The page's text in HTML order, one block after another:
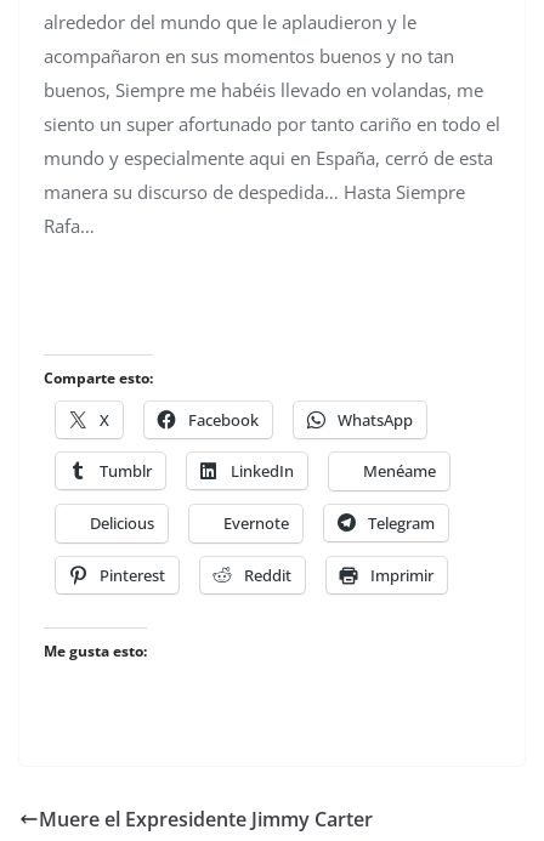
alrededor del mundo que le aplaudieron y le
acompañaron en sus momentos buenos y no tan
buenos, Siempre me habéis llevado en volandas, me
siento un super afortunado por tanto cariño en todo el
mundo y especialmente aqui en España, cerró de esta
manera su discurso de despedida… Hasta Siempre
Rafa…
Comparte esto:
X Facebook WhatsApp
Tumblr LinkedIn Menéame
Delicious Evernote Telegram
Pinterest Reddit Imprimir
Me gusta esto:
Muere el Expresidente Jimmy Carter